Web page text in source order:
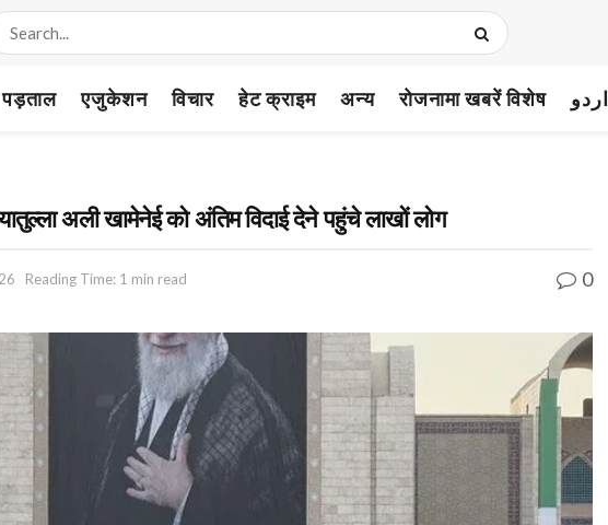
पड़ताल एजुकेशन विचार हेट क्राइम अन्य रोजनामा खबरें विशेष اردو
अली खामेनेई को अंतिम विदाई देने पहुंचे लाखों लोग
Reading Time: 1 min read 0